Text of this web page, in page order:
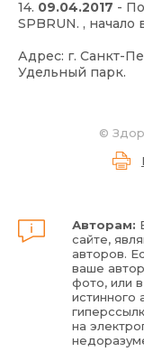
14. 09.04.2017 -
SPBRUN. , начало
Адрес: г. Санкт-
Удельный парк.
©
Авторам:
сайте,
авторов.
ваше
фото, или
истинного
на